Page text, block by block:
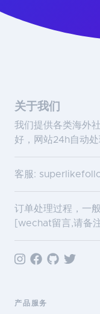
关于我们
我们提供各类海外
好，网站24h自动
客服:
订单处理过程，一
[wechat留言,请备
产品服务